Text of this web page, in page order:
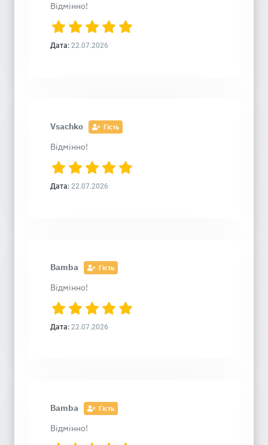
Відмінно!
Дата: 22.07.2026
Vsachko Гість
Відмінно!
Дата: 22.07.2026
Bamba Гість
Відмінно!
Дата: 22.07.2026
Bamba Гість
Відмінно!